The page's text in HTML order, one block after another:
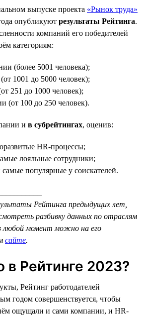
выпуске проекта «Рынок труда»
опубликуют результаты Рейтинга.
компаний его победителей
категориям:
(более 5001 человека);
1001 до 5000 человек);
251 до 1000 человек);
(от 100 до 250 человек).
и в субрейтингах, оценив:
HR-процессы;
лояльные сотрудники;
самые популярные у соискателей.
Рейтинга предыдущих лет,
разбивку данных по отраслям
любой момент можно на его
сайте.
в Рейтинге 2023?
Рейтинг работодателей
годом совершенствуется, чтобы
ощущали и сами компании, и HR-